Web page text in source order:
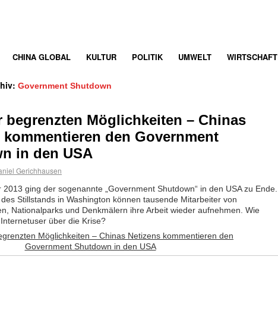
CHINA GLOBAL KULTUR POLITIK UMWELT WIRTSCHAFT
Government Shutdown
begrenzten Möglichkeiten – Chinas
kommentieren den Government
in den USA
Gerichhausen
ging der sogenannte „Government Shutdown“ in den USA zu Ende.
Stillstands in Washington können tausende Mitarbeiter von
Nationalparks und Denkmälern ihre Arbeit wieder aufnehmen. Wie
über die Krise?